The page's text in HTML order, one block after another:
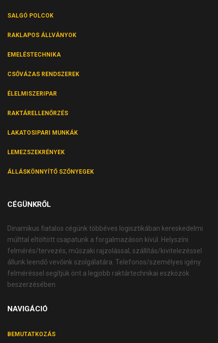
SALGÓ POLCOK
RAKLAPOS ÁLLVÁNYOK
EMELÉSTECHNIKA
CSŐVÁZAS RENDSZEREK
ÉLELMISZERIPAR
RAKTÁRELLENŐRZÉS
LAKATOSIPARI MUNKÁK
LEMEZSZEKRÉNYEK
ÁLLÁSKÖNNYÍTŐ SZŐNYEGEK
CÉGÜNKRŐL
Dinamikus fiatalos cégünk többéves logisztikában kereskedelmi
múlttal eltöltött csapatunk a forgalmazáson kívül. Helyszíni
felmérés/tervezés, műszaki rajzolással, szállítás/kivitelezéssel
állunk leendő vevőink szolgálatára. Telefonos/személyes igény
felméréssel segítjük önt a legjobb raktártechnikai eszközök
beszerzésében.
NAVIGÁCIÓ
BEMUTATKOZÁS